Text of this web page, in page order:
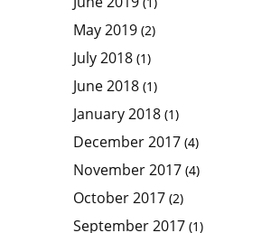
May 2019 (2)
July 2018 (1)
June 2018 (1)
January 2018 (1)
December 2017 (4)
November 2017 (4)
October 2017 (2)
September 2017 (1)